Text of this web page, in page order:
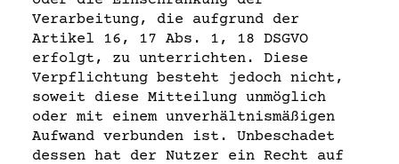
Verarbeitung, die aufgrund der
Artikel 16, 17 Abs. 1, 18 DSGVO
erfolgt, zu unterrichten. Diese
Verpflichtung besteht jedoch nicht,
soweit diese Mitteilung unmöglich
oder mit einem unverhältnismäßigen
Aufwand verbunden ist. Unbeschadet
dessen hat der Nutzer ein Recht auf